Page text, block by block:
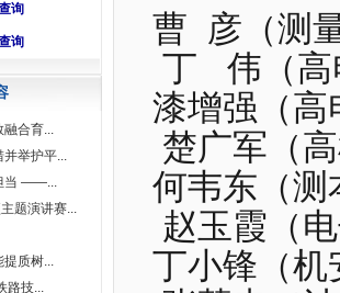
询
询
融合育...
并举护平...
当 ——...
题演讲赛...
提质树...
路技...
曹 彦（测
丁 伟（高
漆增强（
楚广军（
何韦东（
赵玉霞（
丁小锋（